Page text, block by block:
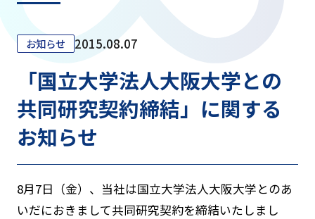
お知らせ 2015.08.07
「国立大学法人大阪大学との
共同研究契約締結」に関する
お知らせ
8月7日（金）、当社は国立大学法人大阪大学とのあ
いだにおきまして共同研究契約を締結いたしまし